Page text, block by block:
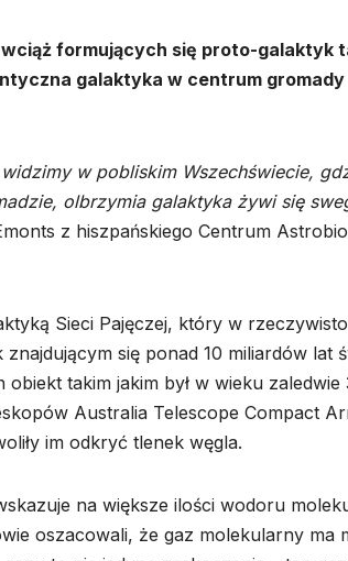
formujących się proto-galaktyk
galaktyka w centrum
w pobliskim Wszechświecie,
olbrzymia galaktyka żywi się
z hiszpańskiego Centrum
Sieci Pajęczej, który w
się ponad 10 miliardów lat
takim jakim był w wieku
Australia Telescope Compact
im odkryć tlenek węgla.
na większe ilości wodoru
oszacowali, że gaz molekularny ma